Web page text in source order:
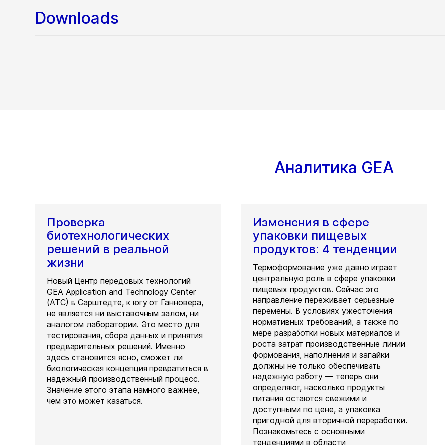
Downloads
Аналитика GEA
Проверка
биотехнологических
решений в реальной
жизни
Новый Центр передовых технологий
GEA Application and Technology Center
(ATC) в Сарштедте, к югу от Ганновера,
не является ни выставочным залом, ни
аналогом лаборатории. Это место для
тестирования, сбора данных и принятия
предварительных решений. Именно
здесь становится ясно, сможет ли
биологическая концепция превратиться в
надежный производственный процесс.
Значение этого этапа намного важнее,
чем это может казаться.
Изменения в сфере
упаковки пищевых
продуктов: 4 тенденции
Термоформование уже давно играет
центральную роль в сфере упаковки
пищевых продуктов. Сейчас это
направление переживает серьезные
перемены. В условиях ужесточения
нормативных требований, а также по
мере разработки новых материалов и
роста затрат производственные линии
формования, наполнения и запайки
должны не только обеспечивать
надежную работу — теперь они
определяют, насколько продукты
питания остаются свежими и
доступными по цене, а упаковка
пригодной для вторичной переработки.
Познакомьтесь с основными
тенденциями в области